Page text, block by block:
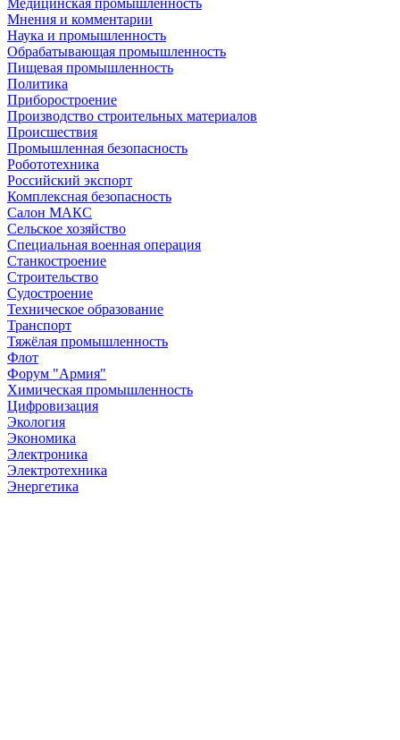
Мнения и комментарии
Наука и промышленность
Обрабатывающая промышленность
Пищевая промышленность
Политика
Приборостроение
Производство строительных материалов
Происшествия
Промышленная безопасность
Робототехника
Российский экспорт
Комплексная безопасность
Салон МАКС
Сельское хозяйство
Специальная военная операция
Станкостроение
Строительство
Судостроение
Техническое образование
Транспорт
Тяжёлая промышленность
Флот
Форум "Армия"
Химическая промышленность
Цифровизация
Экология
Экономика
Электроника
Электротехника
Энергетика